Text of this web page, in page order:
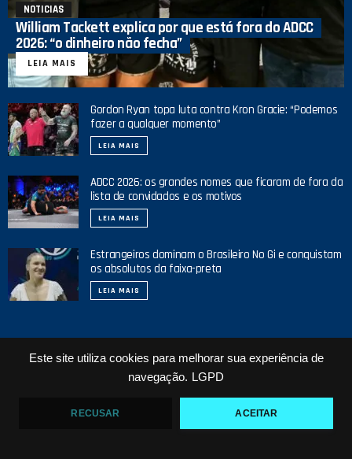
Este site utiliza cookies para melhorar sua experiência de
navegação. LGPD
RECUSAR ACEITAR
NOTICIAS
William Tackett explica por que está fora do ADCC
2026: “o dinheiro não fecha”
LEIA MAIS
Gordon Ryan topa luta contra Kron Gracie: “Podemos
fazer a qualquer momento”
LEIA MAIS
ADCC 2026: os grandes nomes que ficaram de fora da
lista de convidados e os motivos
LEIA MAIS
Estrangeiros dominam o Brasileiro No Gi e conquistam
os absolutos da faixa-preta
LEIA MAIS
NOSSO YOUTUBE
1